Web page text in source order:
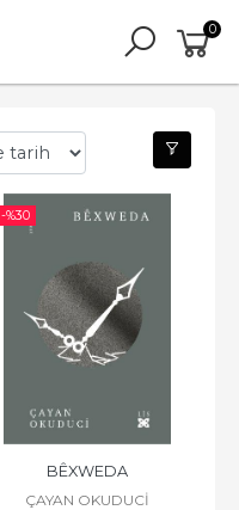
0
-%30
BÊXWEDA
ÇAYAN OKUDUCİ